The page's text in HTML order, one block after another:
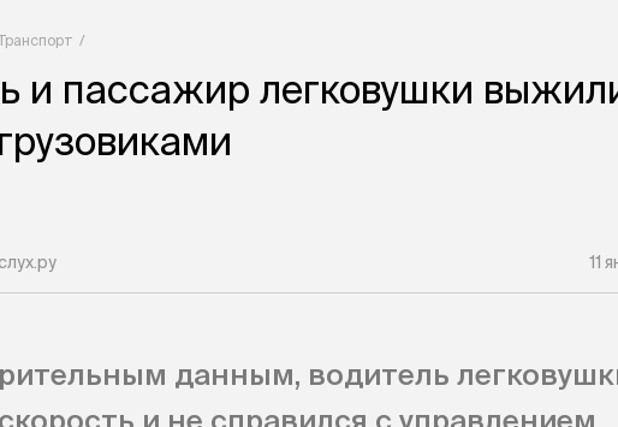
и пассажир легковушки
11
данным, водитель
и не справился с управлением.